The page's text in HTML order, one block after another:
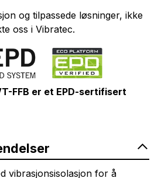
og tilpassede løsninger, ikke
oss i Vibratec.
FFB er et EPD-sertifisert
vibrasjonsisolasjon for å